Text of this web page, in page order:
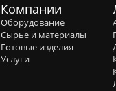
Компании
Оборудование
Сырье и материалы
Готовые изделия
Услуги